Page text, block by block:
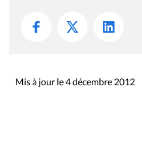
Mis à jour le 4 décembre 2012